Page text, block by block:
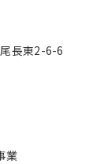
長東2-6-6
業